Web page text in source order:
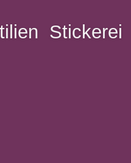
Stickerei